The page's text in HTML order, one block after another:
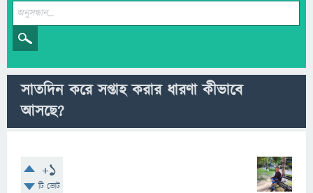
সাতদিন করে সপ্তাহ করার ধারণা কীভাবে
আসছে?
+1
টি ভোট